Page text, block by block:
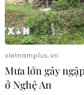
vietnamplus.vn
Mưa lớn gây
ở Nghệ An